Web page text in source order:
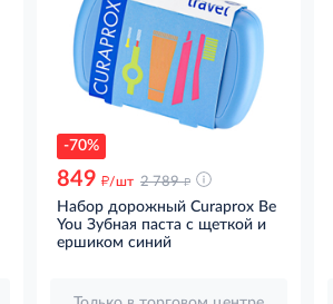
-70%
849 д/шт 2 789 д
Набор дорожный Curaprox Be
You Зубная паста с щеткой и
ершиком синий